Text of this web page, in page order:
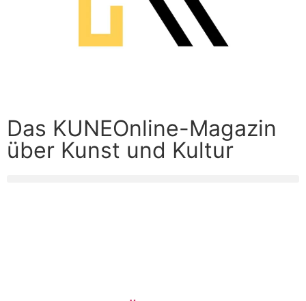
Das KUNEOnline-Magazin
über Kunst und Kultur